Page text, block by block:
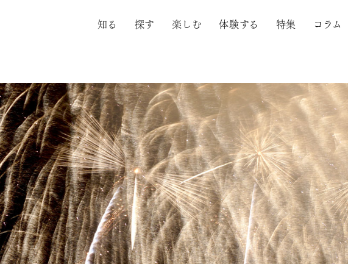
知る 探す 楽しむ 体験する 特集 コラム